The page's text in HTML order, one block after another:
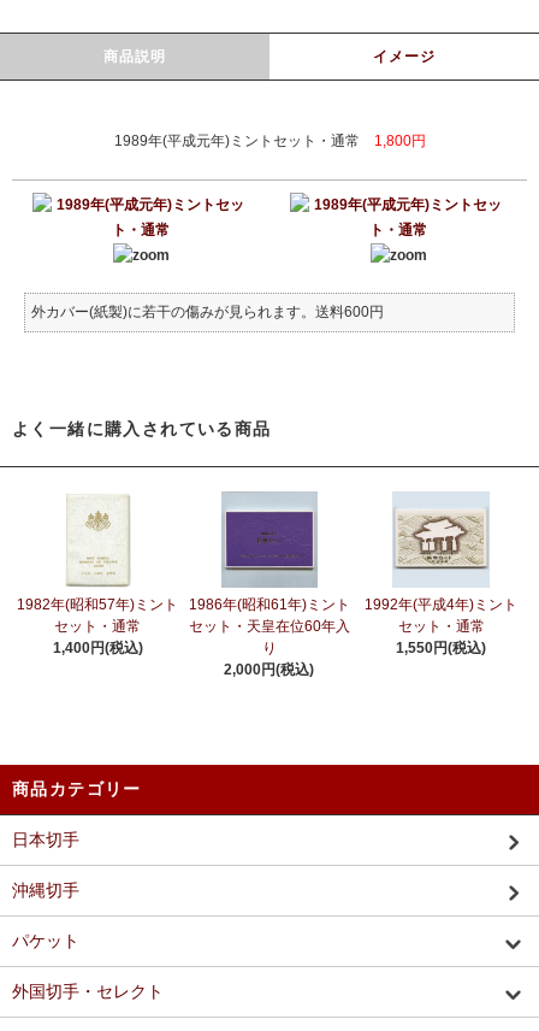
商品説明 イメージ
1989年(平成元年)ミントセット・通常 1,800円
外カバー(紙製)に若干の傷みが見られます。送料600円
よく一緒に購入されている商品
1982年(昭和57年)ミント
セット・通常
1,400円(税込)
1986年(昭和61年)ミント
セット・天皇在位60年入
り
2,000円(税込)
1992年(平成4年)ミント
セット・通常
1,550円(税込)
商品カテゴリー
日本切手
沖縄切手
パケット
外国切手・セレクト